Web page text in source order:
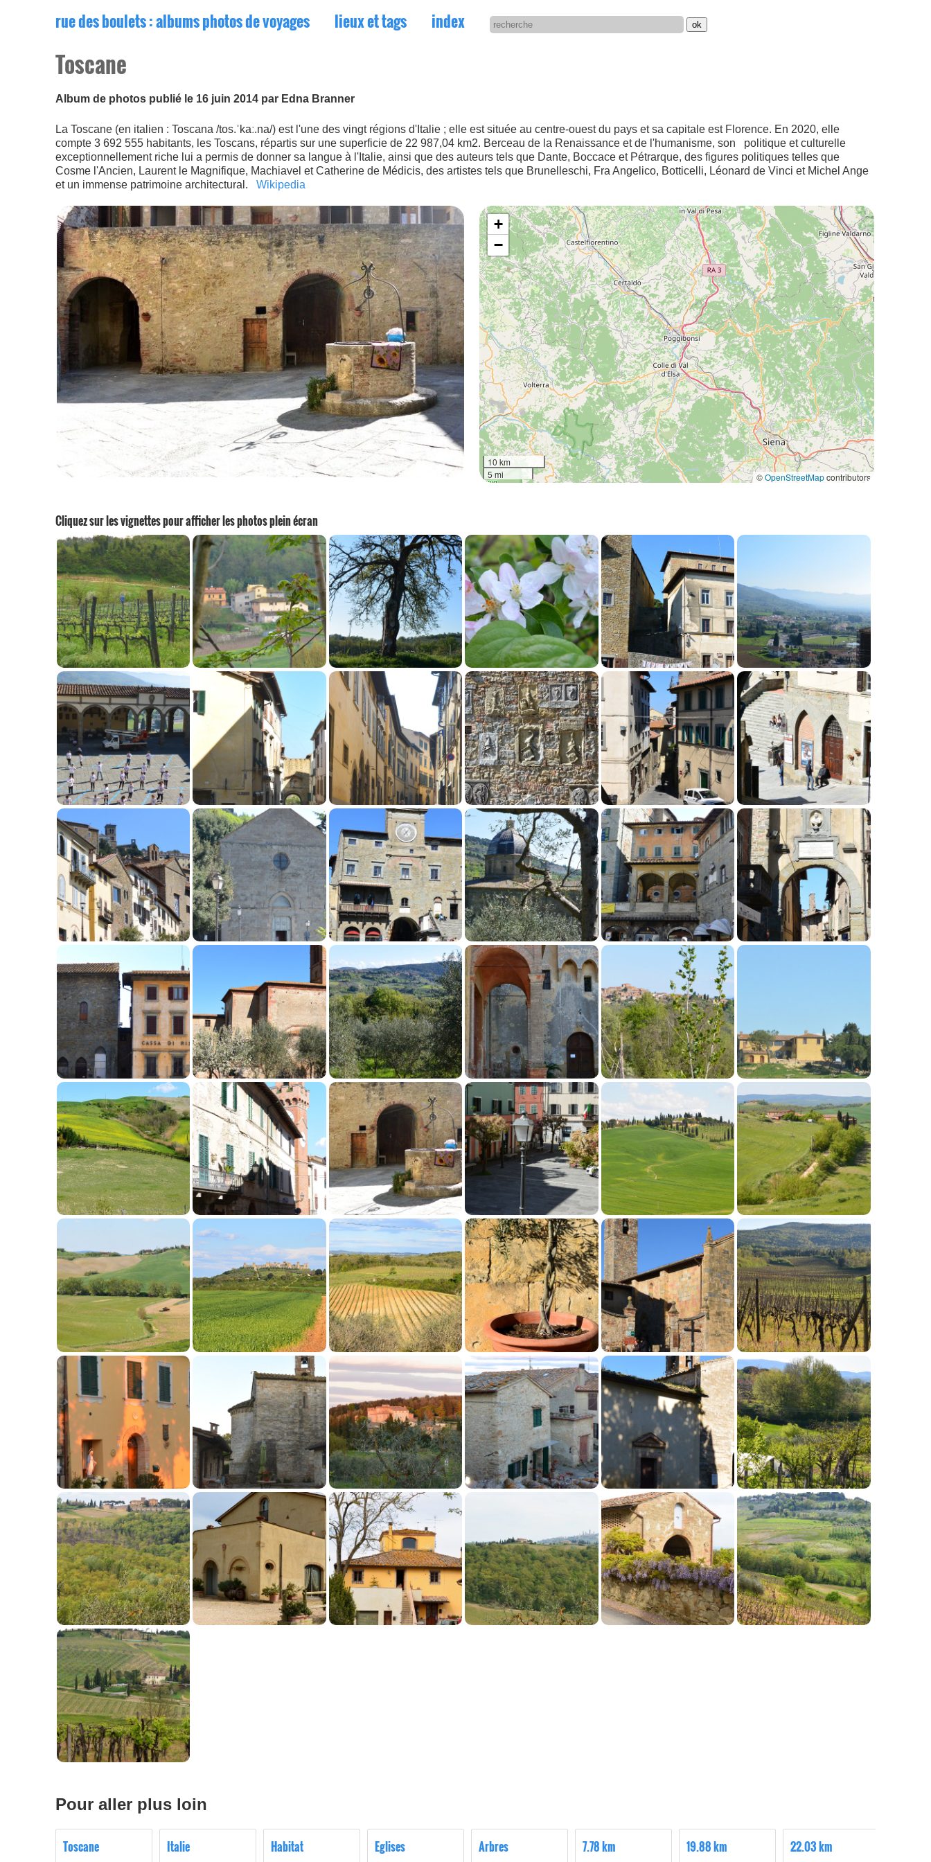
rue des boulets: albums photos de voyages lieux et tags index
Toscane
Album de photos publié le 16 juin 2014 par Edna Branner
La Toscane (en italien : Toscana /tos.ˈkaː.na/) est l'une des vingt régions d'Italie ; elle est située au centre-ouest du pays et sa capitale est Florence. En 2020, elle
compte 3 692 555 habitants, les Toscans, répartis sur une superficie de 22 987,04 km2. Berceau de la Renaissance et de l'humanisme, son politique et culturelle
exceptionnellement riche lui a permis de donner sa langue à l'Italie, ainsi que des auteurs tels que Dante, Boccace et Pétrarque, des figures politiques telles que
Cosme l'Ancien, Laurent le Magnifique, Machiavel et Catherine de Médicis, des artistes tels que Brunelleschi, Fra Angelico, Botticelli, Léonard de Vinci et Michel Ange
et un immense patrimoine architectural. Wikipedia
+
−
10 km
5 mi
©OpenStreetMapcontributors
Cliquez sur les vignettes pour afficher les photos plein écran
Pour aller plus loin
Toscane Italie Habitat Eglises Arbres 7.78 km 19.88 km 22.03 km